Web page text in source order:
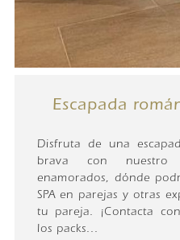
Escapada
Disfruta de una
brava con nuestro
enamorados, dónde
SPA en parejas y otras
tu pareja. ¡Contacta
los packs...